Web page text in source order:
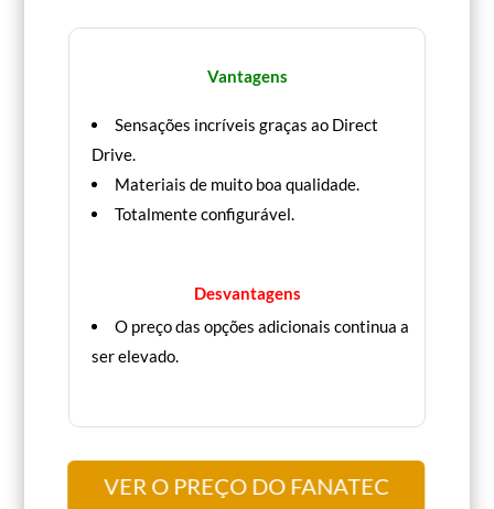
Vantagens
Sensações incríveis graças ao Direct
Drive.
Materiais de muito boa qualidade.
Totalmente configurável.
Desvantagens
O preço das opções adicionais continua a
ser elevado.
VER O PREÇO DO FANATEC